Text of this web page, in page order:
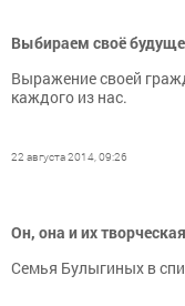
Выбираем своё
Выражение своей
каждого из нас.
22 августа 2014, 09:26
Он, она и их
Семья Булыгиных в